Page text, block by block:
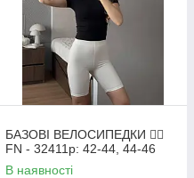
БАЗОВІ ВЕЛОСИПЕДКИ ❤️‍🔥
FN - 32411р: 42-44, 44-46
В наявності